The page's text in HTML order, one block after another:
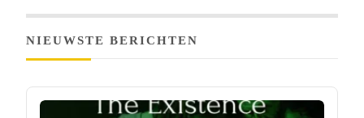
NIEUWSTE BERICHTEN